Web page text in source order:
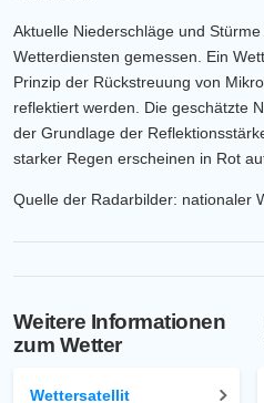
Aktuelle Niederschläge und
Wetterdiensten gemessen. Ein
Prinzip der Rückstreuung von
reflektiert werden. Die geschätzte
der Grundlage der
starker Regen erscheinen in Rot
Quelle der Radarbilder: nationaler
Weitere Informationen
zum Wetter
Wettersatellit